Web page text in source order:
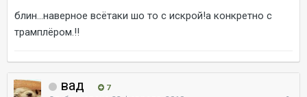
блин...наверное всётаки шо то с искрой!а конкретно с
трамплёром.!!
вад 7